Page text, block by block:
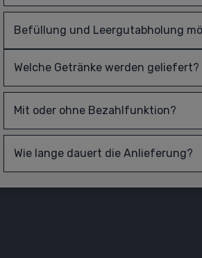
Befüllung und Leergutabholung
Welche Getränke werden geliefert?
Mit oder ohne Bezahlfunktion?
Wie lange dauert die Anlieferung?